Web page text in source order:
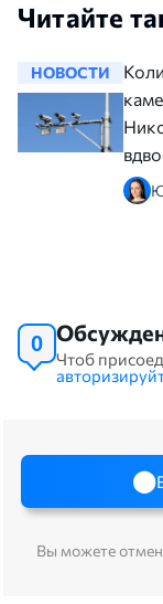
Читайте
НОВОСТИ
0
Чтоб
Вы можете